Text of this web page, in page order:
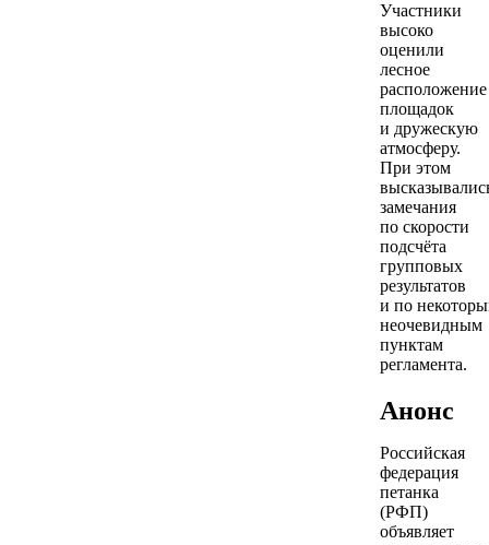
Участники
высоко
оценили
лесное
расположение
площадок
и дружескую
атмосферу.
При этом
замечания
по скорости
подсчёта
групповых
результатов
и по
неочевидным
пунктам
регламента.
Анонс
Российская
федерация
петанка
(РФП)
объявляет